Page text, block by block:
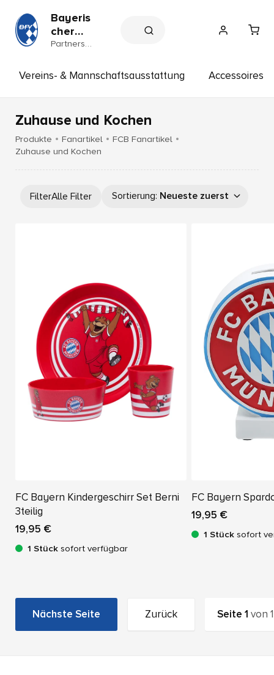
Bayeris
cher
Fußball
Verban
Partnersh
Vereins- & Mannschaftsausstattung Accessoires
Zuhause und Kochen
Produkte Fanartikel
FCB Fanartikel
Zuhause und Kochen
FilterAlle Filter Sortierung: Neueste zuerst
FC Bayern Kindergeschirr Set Berni
3teilig
19,95 €
1 Stück sofort verfügbar
FC Bayern
19,95 €
1 Stück sofort
Nächste Seite Zurück Seite1 von1